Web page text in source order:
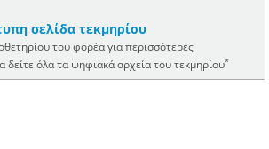
σελίδα τεκμηρίου
του φορέα για περισσότερες
δείτε όλα τα ψηφιακά αρχεία του τεκμηρίου*